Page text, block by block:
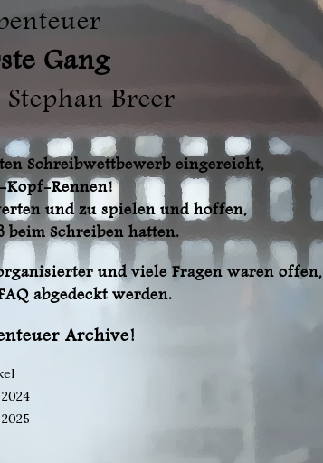
Gang
Stephan Breer
Schreibwettbewerb eingereicht,
Rennen!
und zu spielen und hoffen,
beim Schreiben hatten.
und viele Fragen waren offen,
abgedeckt werden.
Archive!